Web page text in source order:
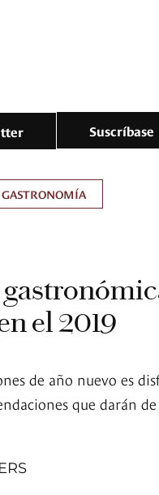
Suscríbase
GASTRONOMÍA
el 2019
de año nuevo es
que darán